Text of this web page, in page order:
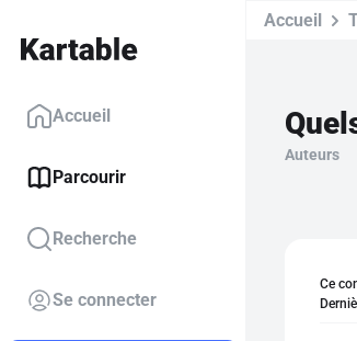
Accueil
Parcourir
Recherche
Se connecter
Accueil
Auteurs
Ce